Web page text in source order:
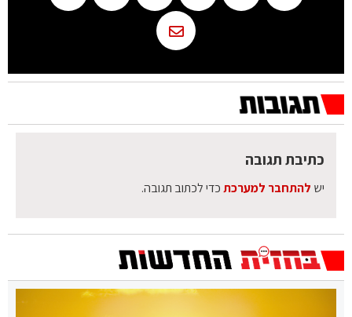
כתיבת תגובה
יש להתחבר למערכתכדי לכתוב תגובה.